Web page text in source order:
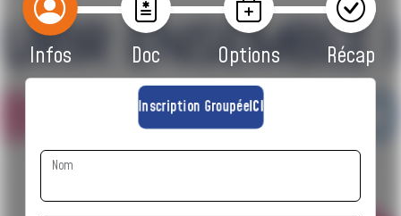
Infos Doc Options Récap
Inscription GroupéeICI
Nom